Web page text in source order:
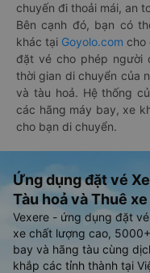
chuyến đi thoải mái, an
Bên cạnh đó, bạn có
khác tại Goyolo.com cho
đặt vé cho phép người
thời gian di chuyển của
và tàu hoả. Hệ thống
các hãng máy bay, xe
cho bạn di chuyển.
Ứng dụng đặt vé
Tàu hoả và Thuê xe
Vexere - ứng dụng đặt
xe chất lượng cao,
bay và hãng tàu cùng
khắp các tỉnh thành tại